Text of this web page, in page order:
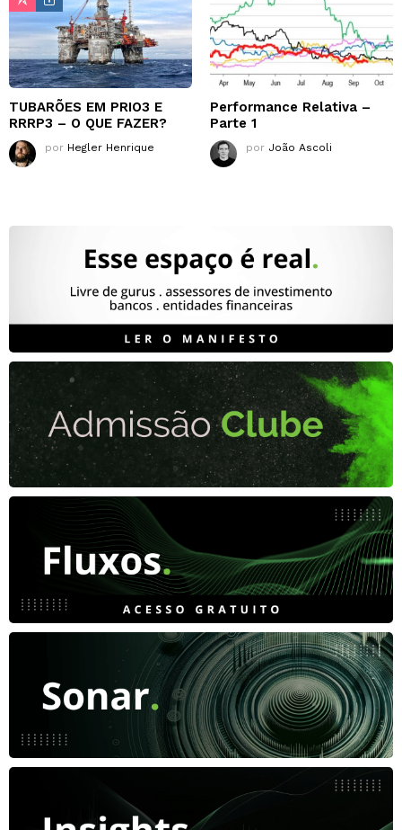
TUBARÕES EM PRIO3 E
RRRP3 – O QUE FAZER?
por Hegler Henrique
Performance Relativa –
Parte 1
por João Ascoli